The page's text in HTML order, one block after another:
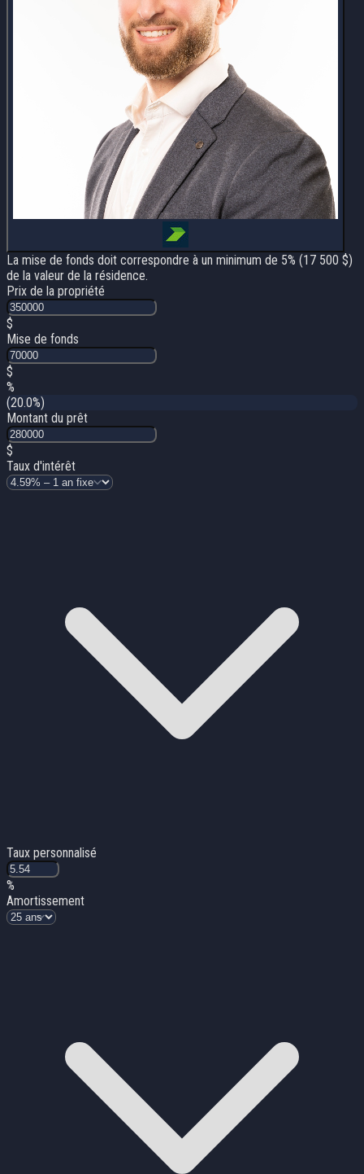
La mise de fonds doit correspondre à un minimum de 5% (17 500 $)
de la valeur de la résidence.
Prix de la propriété
$
Mise de fonds
$
%
(20.0%)
Montant du prêt
$
Taux d'intérêt
Taux personnalisé
%
Amortissement